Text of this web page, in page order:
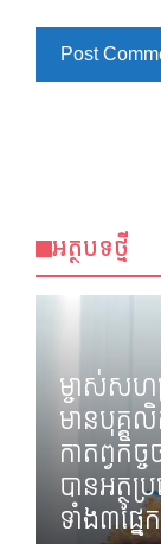
អត្ថបទថ្មី
ម្ចាស់សហ
មានបុគ្គ
កាតព្វកិ
បានអត្ថ
ទាំង៣ផ្នែក